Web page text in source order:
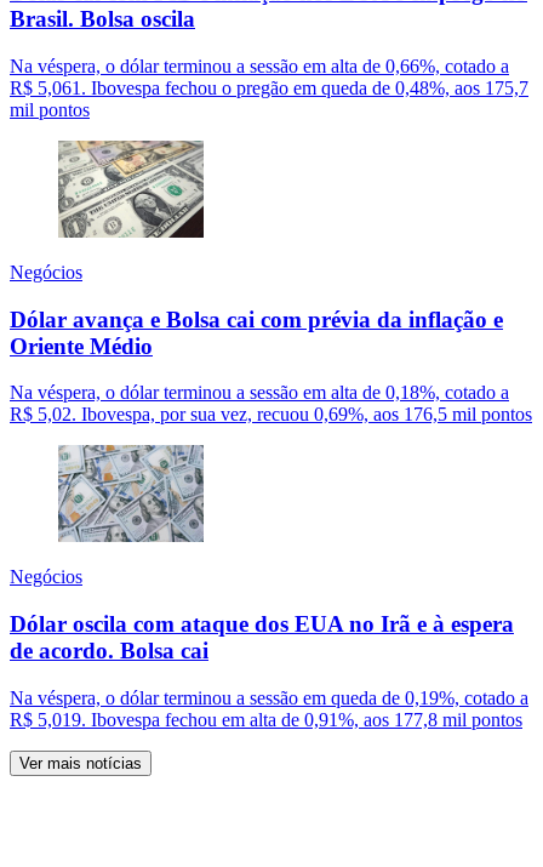
Brasil. Bolsa oscila
Na véspera, o dólar terminou a sessão em alta de 0,66%, cotado a
R$ 5,061. Ibovespa fechou o pregão em queda de 0,48%, aos 175,7
mil pontos
Negócios
Dólar avança e Bolsa cai com prévia da inflação e
Oriente Médio
Na véspera, o dólar terminou a sessão em alta de 0,18%, cotado a
R$ 5,02. Ibovespa, por sua vez, recuou 0,69%, aos 176,5 mil pontos
Negócios
Dólar oscila com ataque dos EUA no Irã e à espera
de acordo. Bolsa cai
Na véspera, o dólar terminou a sessão em queda de 0,19%, cotado a
R$ 5,019. Ibovespa fechou em alta de 0,91%, aos 177,8 mil pontos
Ver mais notícias